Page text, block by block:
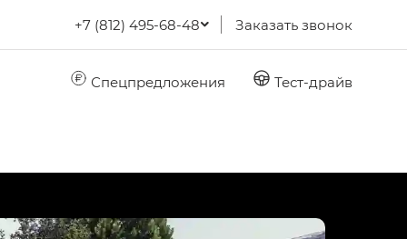
+7 (812) 495-68-48 Заказать звонок
Спецпредложения Тест-драйв